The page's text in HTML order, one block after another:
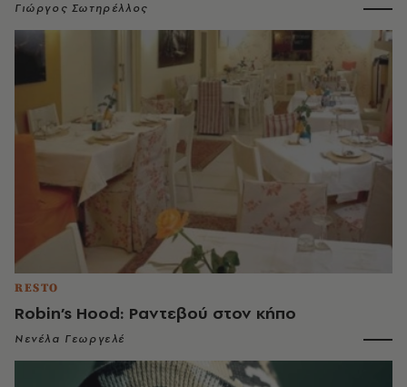
Γιώργος Σωτηρέλλος
RESTO
Robin’s Hood: Ραντεβού στον κήπο
Νενέλα Γεωργελέ